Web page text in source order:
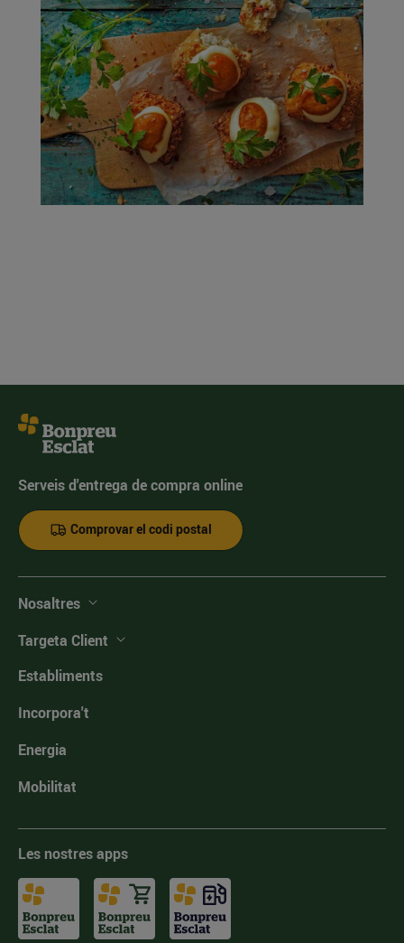
Serveis d'entrega de compra online
Comprovar el codi postal
Nosaltres
Targeta Client
Establiments
Incorpora't
Energia
Mobilitat
Les nostres apps